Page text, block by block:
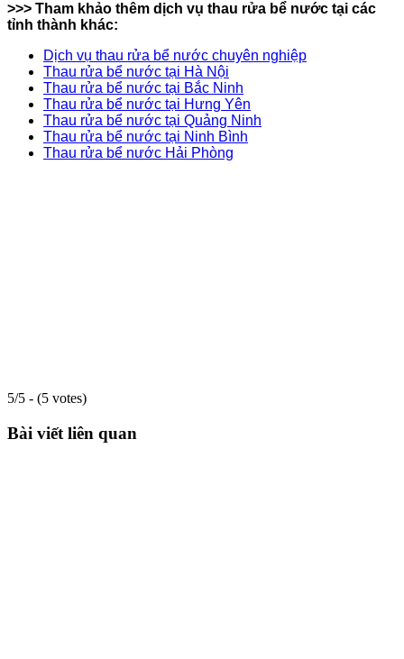
>>> Tham khảo thêm dịch vụ thau rửa bể nước tại các
tỉnh thành khác:
Dịch vụ thau rửa bể nước chuyên nghiệp
Thau rửa bể nước tại Hà Nội
Thau rửa bể nước tại Bắc Ninh
Thau rửa bể nước tại Hưng Yên
Thau rửa bể nước tại Quảng Ninh
Thau rửa bể nước tại Ninh Bình
Thau rửa bể nước Hải Phòng
5/5 - (5 votes)
Bài viết liên quan